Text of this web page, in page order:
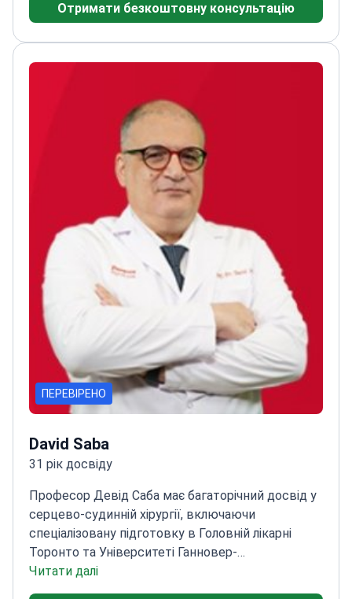
процедурам у навчальному центрі Orsi da
інвазивної кардіоторакальної хірургіїОпублікував
численні дослідження щодо економічно
експерт у програмах з покращення переливання
Отримати безкоштовну консультацію
ПЕРЕВІРЕНО
David Saba
31 рік досвіду
Професор Девід Саба має багаторічний досвід у
серцево-судинній хірургії, включаючи
спеціалізовану підготовку в Головній лікарні
Торонто та Університеті Ганновер-
Фрайбург. Понад _doctor_9900_ років досвіду в
серцево-судинній хірургіїПройшов навчання з
Читати далі